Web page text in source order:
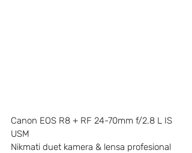
Canon EOS R8 + RF 24-70mm f/2.8 L IS
USM
Nikmati duet kamera & lensa profesional